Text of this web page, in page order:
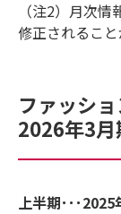
（注2）月次
修正されること
ファッシ
2026年3月
上半期･･･